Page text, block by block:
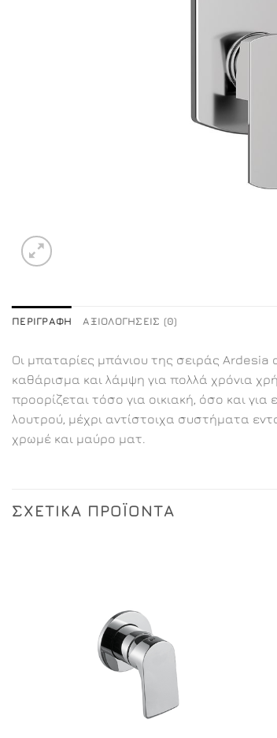
ΠΕΡΙΓΡΑΦΉ ΑΞΙΟΛΟΓΉΣΕΙΣ (0)
Οι μπαταρίες μπάνιου της σειράς Ardesia
καθάρισμα και λάμψη για πολλά χρόνια
προορίζεται τόσο για οικιακή, όσο και
λουτρού, μέχρι αντίστοιχα συστήματα
χρωμέ και μαύρο ματ.
ΣΧΕΤΙΚΆ ΠΡΟΪΌΝΤΑ